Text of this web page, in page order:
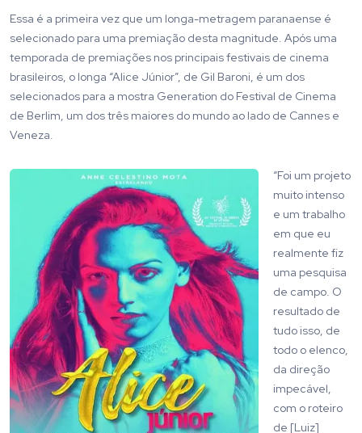
Essa é a primeira vez que um longa-metragem paranaense é
selecionado para uma premiação desta magnitude. Após uma
temporada de premiações nos principais festivais de cinema
brasileiros, o longa “Alice Júnior”, de Gil Baroni, é um dos
selecionados para a mostra Generation do Festival de Cinema
de Berlim, um dos três maiores do mundo ao lado de Cannes e
Veneza.
“Foi um projeto
muito intenso
e um trabalho
em que eu
realmente fiz
uma pesquisa
de campo. O
resultado de
tudo isso, de
todo o elenco,
da direção
impecável,
com o roteiro
de [Luiz]